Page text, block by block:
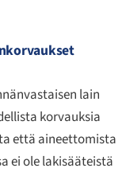
lain
korvauksia
että aineettomista
ei ole lakisääteistä